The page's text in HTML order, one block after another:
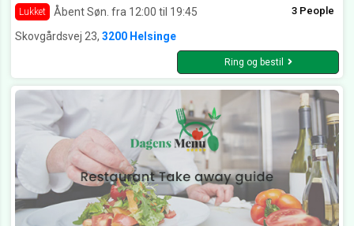
Lukket Åbent Søn. fra 12:00 til 19:45 3 People
Skovgårdsvej 23, 3200 Helsinge
Ring og bestil